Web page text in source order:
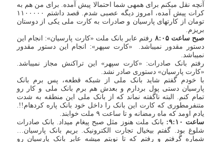
آنچه نقل می‏کنم برای همه‏ی شما احتمالا پیش آمده. برای من هم به
کرات پیش آمده، امروز دیگه عصبی شدم. قصد داشتم ۱۱۰۰۰۰۰
تومان از کارتهای پارسیان و صادرات به کارت ملی یکی از دوستان
بریزم.
صبح ساعت ۸:۰۵
رفتم عابر بانک ملت «کارت پارسیان»: انجام این
دستور مقدور نمی‏باشد. «کارت سپهر»: انجام این دستور مقدور
نمی‏باشد.
رفتم بانک صادرات: «کارت سپهر» این تراکنش مجاز نمی‏باشد.
«کارت پارسیان» دستوری صادر نشد.
با خودم گفتم شاید بانک ملی از شبکه قطعه، پس برم بانک
پارسیان دستی پول بردارم و بعدش هم برم بانک ملی و کار رو
تمام کنم. البته ناگفته نماند که از بانک ملی این منطقه به شدت
متنفرمطوری که کارت این بانک را داخل خود بانک پاره کرده‏ام!!.
یادم اومد که ماه رمضانه و تا ساعت ۹ ملت خوابند.
ساعت ۹:۱۰:
بانک ملت هنوز مثل صبح پیغام می‏داد. بانک صادرات
شلوغ بود. گفتم بی‏خیال تجارت الکترونیک. بریم بانک پارسیان…
شماره گرفتم و رفتم که تا نوبتم می‏شه عابر بانک پارسیان رو